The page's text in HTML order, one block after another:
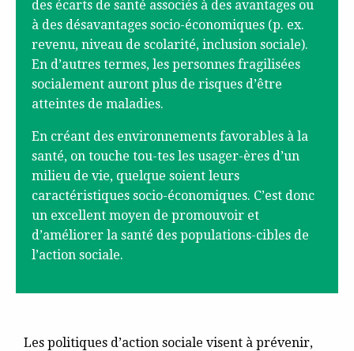
des écarts de santé associés à des avantages ou
à des désavantages socio-économiques (p. ex.
revenu, niveau de scolarité, inclusion sociale).
En d’autres termes, les personnes fragilisées
socialement auront plus de risques d’être
atteintes de maladies.
En créant des environnements favorables à la
santé, on touche tou-tes les usager-ères d’un
milieu de vie, quelque soient leurs
caractéristiques socio-économiques. C’est donc
un excellent moyen de promouvoir et
d’améliorer la santé des populations-cibles de
l’action sociale.
Les politiques d’action sociale visent à prévenir,